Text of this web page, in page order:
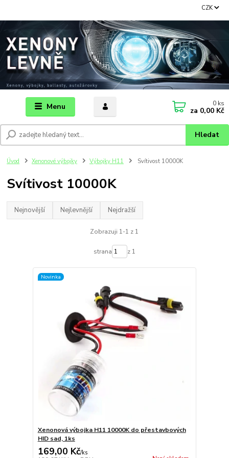
Menu
CZK
Hledat
0 ks
za 0,00 Kč
Úvod Xenonové výbojky Výbojky H11 Svítivost 10000K
Svítivost 10000K
Nejnovější Nejlevnější Nejdražší
Zobrazuji 1-1 z 1
strana z 1
Novinka
Xenonová výbojka H11 10000K do přestavbových
HID sad, 1ks
169,00 Kč/ks